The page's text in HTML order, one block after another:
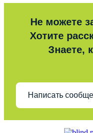
Не можете
Хотите
Знаете,
Написать